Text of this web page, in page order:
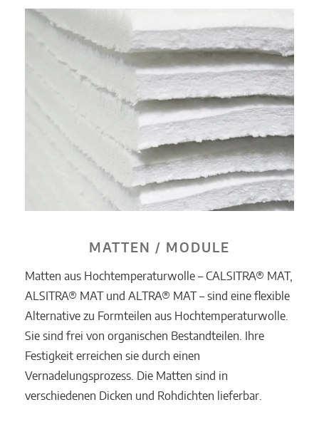
MATTEN / MODULE
Matten aus Hochtemperaturwolle – CALSITRA® MAT,
ALSITRA® MAT und ALTRA® MAT – sind eine flexible
Alternative zu Formteilen aus Hochtemperaturwolle.
Sie sind frei von organischen Bestandteilen. Ihre
Festigkeit erreichen sie durch einen
Vernadelungsprozess. Die Matten sind in
verschiedenen Dicken und Rohdichten lieferbar.